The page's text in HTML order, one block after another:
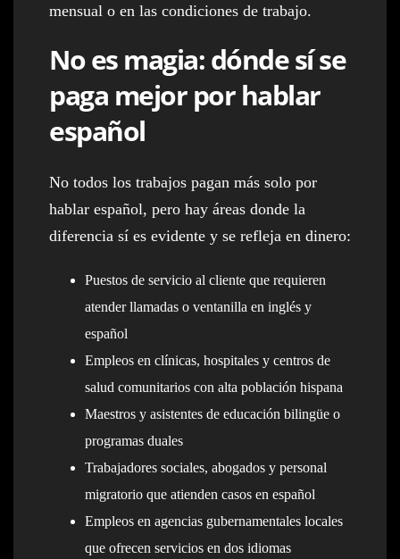
mensual o en las condiciones de trabajo.
No es magia: dónde sí se
paga mejor por hablar
español
No todos los trabajos pagan más solo por
hablar español, pero hay áreas donde la
diferencia sí es evidente y se refleja en dinero:
Puestos de servicio al cliente que requieren
atender llamadas o ventanilla en inglés y
español
Empleos en clínicas, hospitales y centros de
salud comunitarios con alta población hispana
Maestros y asistentes de educación bilingüe o
programas duales
Trabajadores sociales, abogados y personal
migratorio que atienden casos en español
Empleos en agencias gubernamentales locales
que ofrecen servicios en dos idiomas